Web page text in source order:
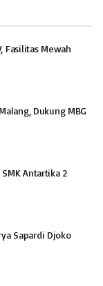
Fasilitas Mewah
Dukung MBG
Antartika 2
Sapardi Djoko